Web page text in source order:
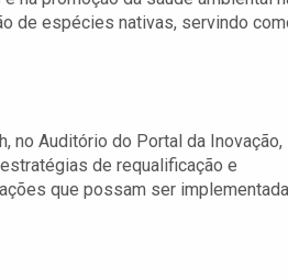
de espécies nativas, servindo
no Auditório do Portal da Inovação,
de requalificação e
que possam ser